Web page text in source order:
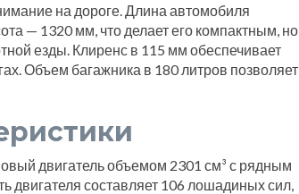
на дороге. Длина автомобиля
— 1320 мм, что делает его компактным, но
езды. Клиренс в 115 мм обеспечивает
Объем багажника в 180 литров позволяет
двигатель объемом 2301 см³ с рядным
составляет 106 лошадиных сил,